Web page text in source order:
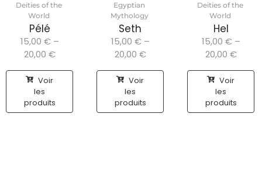
Deities of the
World
Pélé
15,00 € –
20,00 €
Voir
les
produits
Egyptian
Mythology
Seth
15,00 € –
20,00 €
Voir
les
produits
Deities of the
World
Hel
15,00 € –
20,00 €
Voir
les
produits